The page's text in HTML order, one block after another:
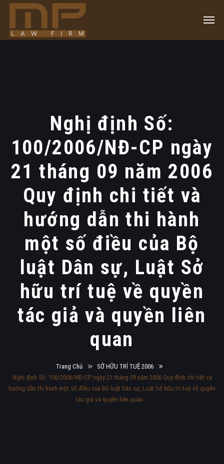
Nghị định Số:
100/2006/NĐ-CP ngày
21 tháng 09 năm 2006
Quy định chi tiết và
hướng dẫn thi hành
một số điều của Bộ
luật Dân sự, Luật Sở
hữu trí tuệ về quyền
tác giả và quyền liên
quan
Trang Chủ
SỞ HỮU TRÍ TUỆ 2006
Nghị định Số: 100/2006/NĐ-CP ngày 21 tháng 09 năm 2006 Quy định chi tiết và
hướng dẫn thi hành một số điều của Bộ luật Dân sự, Luật Sở hữu trí tuệ về quyền
tác giả và quyền liên quan